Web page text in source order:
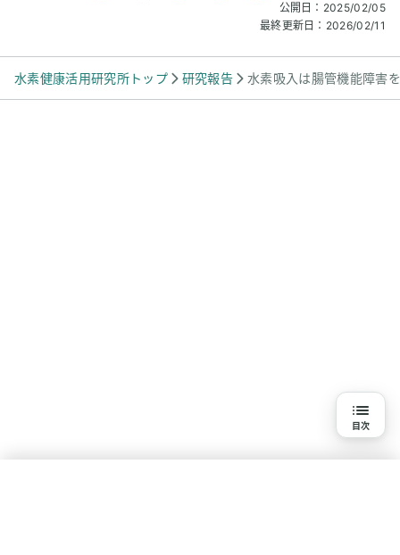
公開日： 2025/02/05
最終更新日： 2026/02/11
水素健康活用研究所トップ 研究報告 水素吸入は腸管機能障害
目次